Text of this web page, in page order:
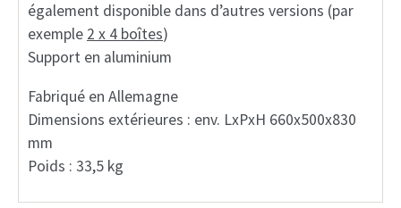
également disponible dans d’autres versions (par
exemple 2 x 4 boîtes)
Support en aluminium
Fabriqué en Allemagne
Dimensions extérieures : env. LxPxH 660x500x830
mm
Poids : 33,5 kg